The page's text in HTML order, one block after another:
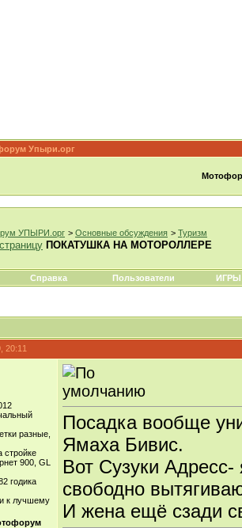
Упыри.орг
УПЫРИ.орг > Основные обсуждения > Туризм
ПОКАТУШКА НА МОТОРОЛЛЕРЕ
Справка Пользователи ИГРЫ
20:11
разные,
стройке
900, GL
годика
Посадка вообще
Ямаха Бивис.
Вот Сузуки
свободно
И жена ещё сзади